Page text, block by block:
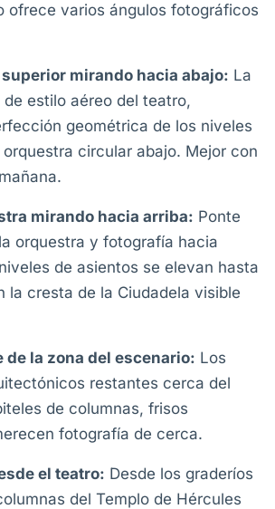
ofrece varios ángulos fotográficos
superior mirando hacia abajo: La
estilo aéreo del teatro,
geométrica de los niveles
circular abajo. Mejor con
mirando hacia arriba: Ponte
orquestra y fotografía hacia
de asientos se elevan hasta
la cresta de la Ciudadela visible
de la zona del escenario: Los
restantes cerca del
de columnas, frisos
fotografía de cerca.
el teatro: Desde los graderíos
del Templo de Hércules